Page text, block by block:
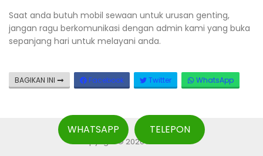
Saat anda butuh mobil sewaan untuk urusan genting,
jangan ragu berkomunikasi dengan admin kami yang buka
sepanjang hari untuk melayani anda.
BAGIKAN INI Facebook Twitter WhatsApp
Copyright © 2026 Kulorental
WHATSAPP TELEPON